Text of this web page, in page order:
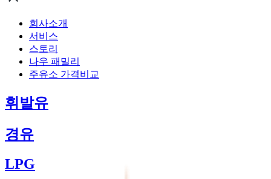
회사소개
서비스
스토리
나우 패밀리
주유소 가격비교
휘발유
경유
LPG